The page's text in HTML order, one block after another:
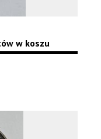
w koszu